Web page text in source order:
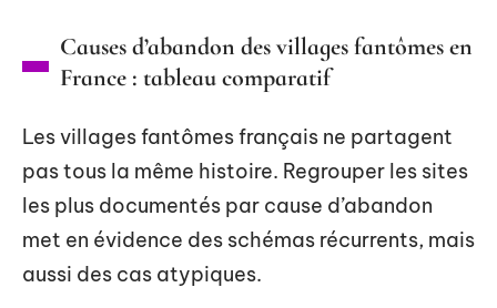
Causes d’abandon des villages fantômes en
France : tableau comparatif
Les villages fantômes français ne partagent
pas tous la même histoire. Regrouper les sites
les plus documentés par cause d’abandon
met en évidence des schémas récurrents, mais
aussi des cas atypiques.